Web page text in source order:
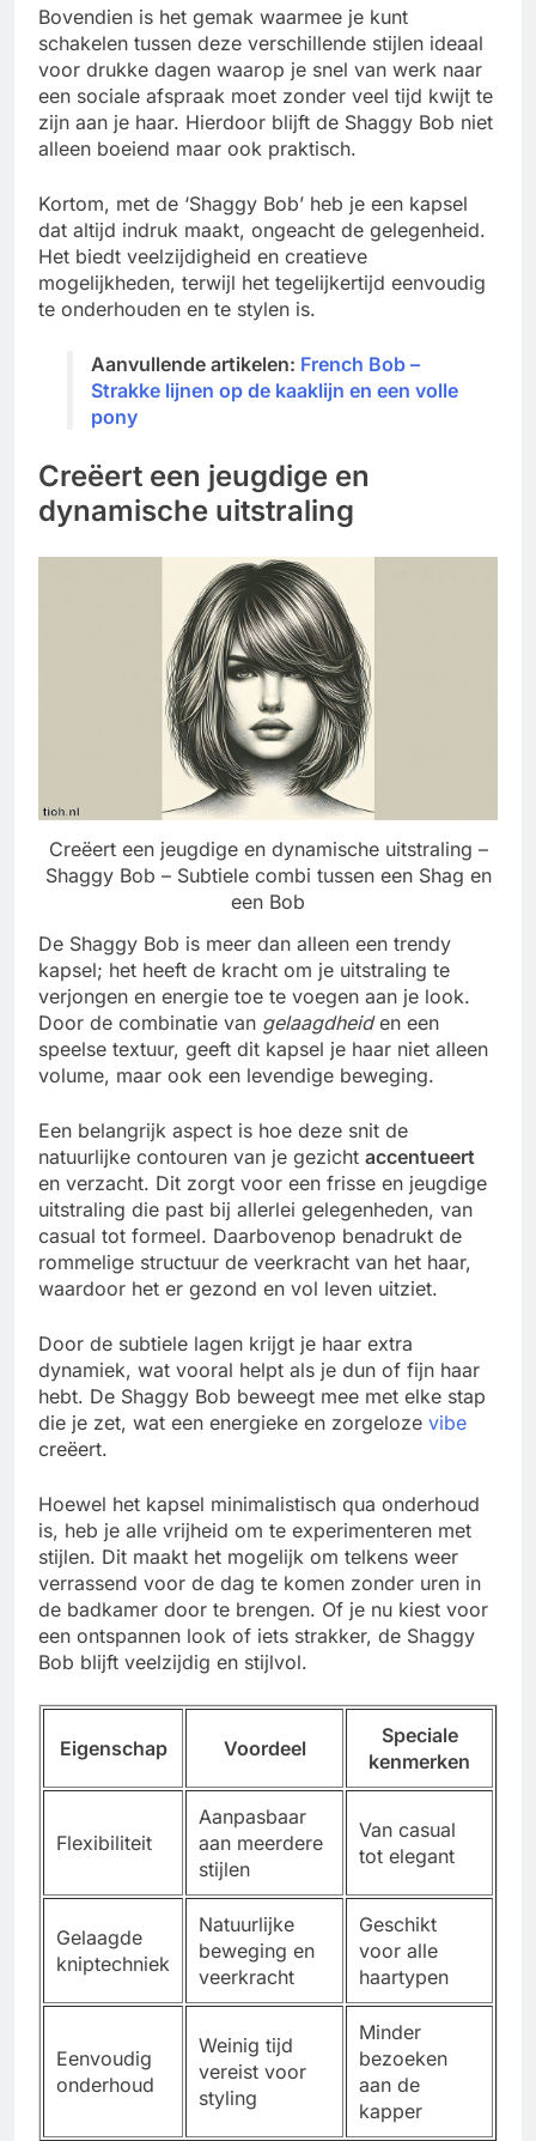
Bovendien is het gemak waarmee je kunt
schakelen tussen deze verschillende stijlen ideaal
voor drukke dagen waarop je snel van werk naar
een sociale afspraak moet zonder veel tijd kwijt te
zijn aan je haar. Hierdoor blijft de Shaggy Bob niet
alleen boeiend maar ook praktisch.
Kortom, met de ‘Shaggy Bob’ heb je een kapsel
dat altijd indruk maakt, ongeacht de gelegenheid.
Het biedt veelzijdigheid en creatieve
mogelijkheden, terwijl het tegelijkertijd eenvoudig
te onderhouden en te stylen is.
Aanvullende artikelen: French Bob –
Strakke lijnen op de kaaklijn en een volle
pony
Creëert een jeugdige en
dynamische uitstraling
Creëert een jeugdige en dynamische uitstraling –
Shaggy Bob – Subtiele combi tussen een Shag en
een Bob
De Shaggy Bob is meer dan alleen een trendy
kapsel; het heeft de kracht om je uitstraling te
verjongen en energie toe te voegen aan je look.
Door de combinatie van gelaagdheiden een
speelse textuur, geeft dit kapsel je haar niet alleen
volume, maar ook een levendige beweging.
Een belangrijk aspect is hoe deze snit de
natuurlijke contouren van je gezicht accentueert
en verzacht. Dit zorgt voor een frisse en jeugdige
uitstraling die past bij allerlei gelegenheden, van
casual tot formeel. Daarbovenop benadrukt de
rommelige structuur de veerkracht van het haar,
waardoor het er gezond en vol leven uitziet.
Door de subtiele lagen krijgt je haar extra
dynamiek, wat vooral helpt als je dun of fijn haar
hebt. De Shaggy Bob beweegt mee met elke stap
die je zet, wat een energieke en zorgeloze vibe
creëert.
Hoewel het kapsel minimalistisch qua onderhoud
is, heb je alle vrijheid om te experimenteren met
stijlen. Dit maakt het mogelijk om telkens weer
verrassend voor de dag te komen zonder uren in
de badkamer door te brengen. Of je nu kiest voor
een ontspannen look of iets strakker, de Shaggy
Bob blijft veelzijdig en stijlvol.
Eigenschap Voordeel
Speciale
kenmerken
Flexibiliteit
Aanpasbaar
aan meerdere
stijlen
Van casual
tot elegant
Gelaagde
kniptechniek
Natuurlijke
beweging en
veerkracht
Geschikt
voor alle
haartypen
Eenvoudig
onderhoud
Weinig tijd
vereist voor
styling
Minder
bezoeken
aan de
kapper